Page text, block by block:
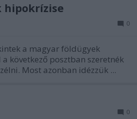
hipokrízise
0
a magyar földügyek
következő posztban szeretnék
Most azonban idézzük ...
0